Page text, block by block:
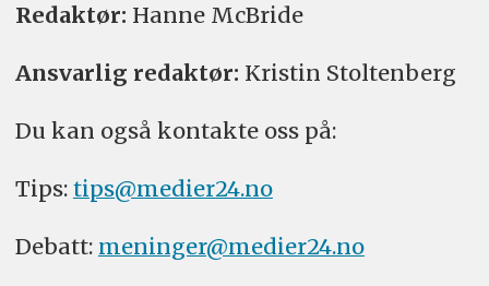
Redaktør: Hanne McBride
Ansvarlig redaktør: Kristin Stoltenberg
Du kan også kontakte oss på:
Tips: tips@medier24.no
Debatt: meninger@medier24.no